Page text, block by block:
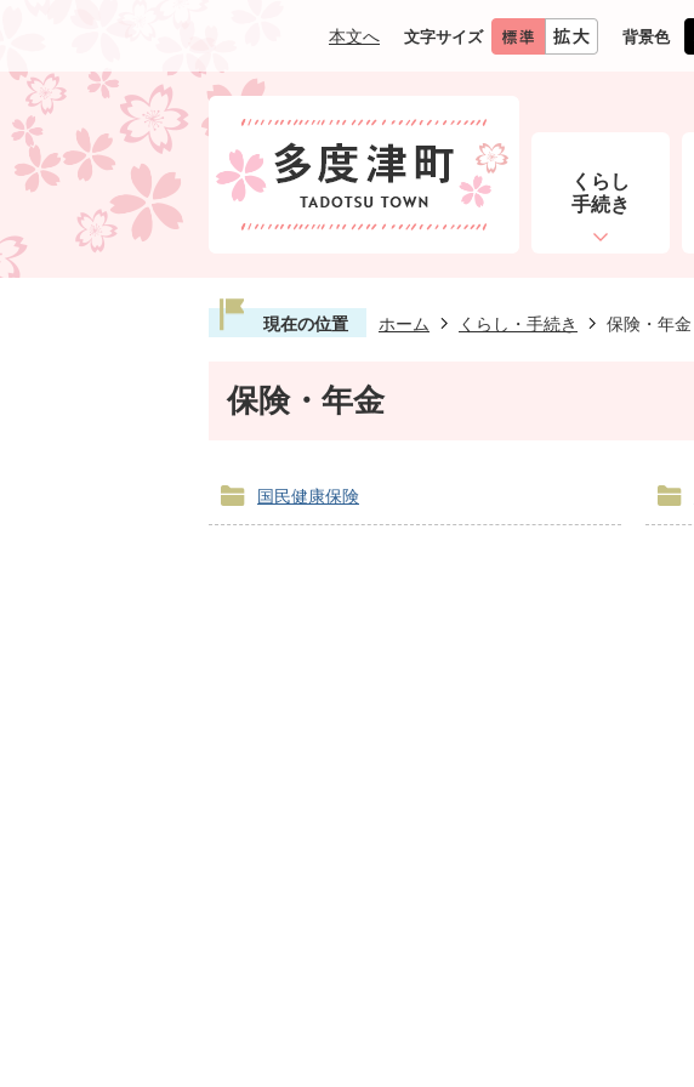
本文へ 文字サイズ 背景色
くらし
手続き
現在の位置 ホーム くらし・手続き 保険・年金
保険・年金
国民健康保険